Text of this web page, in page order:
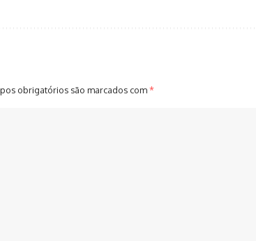
obrigatórios são marcados com*